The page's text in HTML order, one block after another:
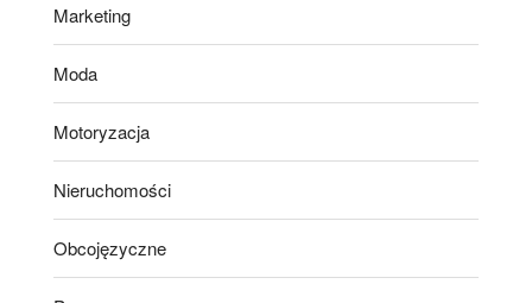
Marketing
Moda
Motoryzacja
Nieruchomości
Obcojęzyczne